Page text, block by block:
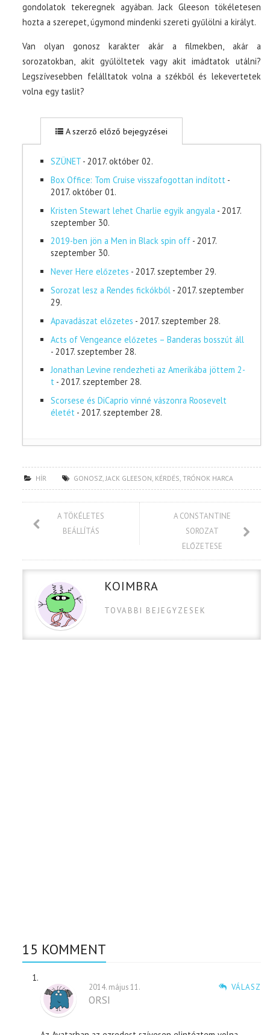
gondolatok tekeregnek agyában. Jack Gleeson tökéletesen
hozta a szerepet, úgymond mindenki szereti gyűlölni a királyt.
Van olyan gonosz karakter akár a filmekben, akár a
sorozatokban, akit gyűlöltetek vagy akit imádtatok utálni?
Legszívesebben felálltatok volna a székből és lekevertetek
volna egy taslit?
A szerző előző bejegyzései
SZÜNET - 2017. október 02.
Box Office: Tom Cruise visszafogottan indított -
2017. október 01.
Kristen Stewart lehet Charlie egyik angyala - 2017.
szeptember 30.
2019-ben jön a Men in Black spin off - 2017.
szeptember 30.
Never Here előzetes - 2017. szeptember 29.
Sorozat lesz a Rendes fickókból - 2017. szeptember
29.
Apavadászat előzetes - 2017. szeptember 28.
Acts of Vengeance előzetes – Banderas bosszút áll
- 2017. szeptember 28.
Jonathan Levine rendezheti az Amerikába jöttem 2-
t - 2017. szeptember 28.
Scorsese és DiCaprio vinné vászonra Roosevelt
életét - 2017. szeptember 28.
HÍR GONOSZ,JACK GLEESON, KÉRDÉS,TRÓNOK HARCA
A TÖKÉLETES
BEÁLLÍTÁS
A CONSTANTINE
SOROZAT
ELŐZETESE
KOIMBRA
TOVABBI BEJEGYZESEK
15 KOMMENT
VÁLASZ
2014. május 11.
ORSI